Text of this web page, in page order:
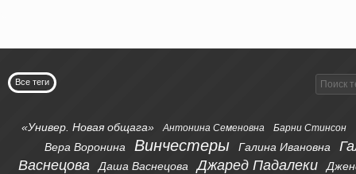
Все теги
«Универ. Новая общага» Антонина Семеновна Барни Стинсон
Вера Воронина Винчестеры Галина Ивановна
Васнецова
Даша Васнецова Джаред Падалеки